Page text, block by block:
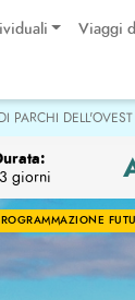
Viaggi
PARCHI
giorni